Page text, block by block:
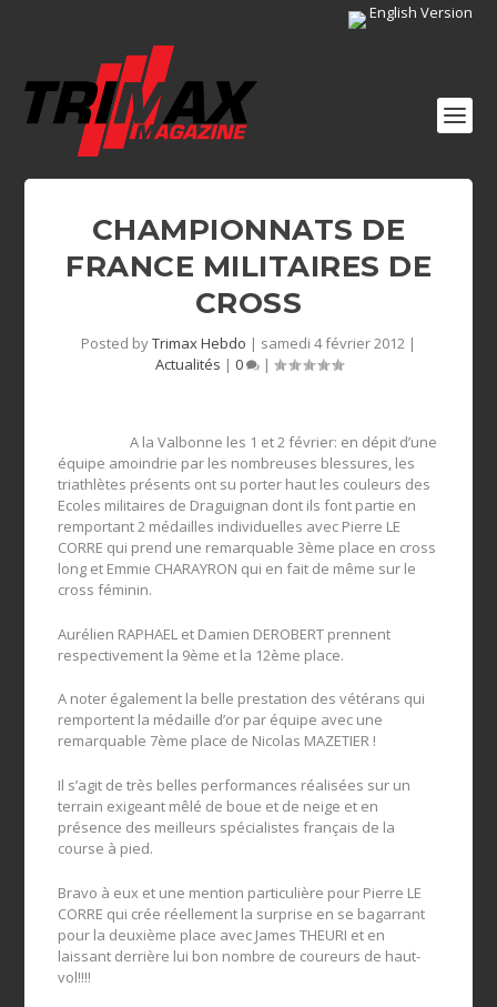
English Version
CHAMPIONNATS DE
FRANCE MILITAIRES DE
CROSS
Posted byTrimax Hebdo | samedi 4 février 2012 |
Actualités | 0 |
A la Valbonne les 1 et 2 février: en dépit d’une
équipe amoindrie par les nombreuses blessures, les
triathlètes présents ont su porter haut les couleurs des
Ecoles militaires de Draguignan dont ils font partie en
remportant 2 médailles individuelles avec Pierre LE
CORRE qui prend une remarquable 3ème place en cross
long et Emmie CHARAYRON qui en fait de même sur le
cross féminin.
Aurélien RAPHAEL et Damien DEROBERT prennent
respectivement la 9ème et la 12ème place.
A noter également la belle prestation des vétérans qui
remportent la médaille d’or par équipe avec une
remarquable 7ème place de Nicolas MAZETIER !
Il s’agit de très belles performances réalisées sur un
terrain exigeant mêlé de boue et de neige et en
présence des meilleurs spécialistes français de la
course à pied.
Bravo à eux et une mention particulière pour Pierre LE
CORRE qui crée réellement la surprise en se bagarrant
pour la deuxième place avec James THEURI et en
laissant derrière lui bon nombre de coureurs de haut-
vol!!!!